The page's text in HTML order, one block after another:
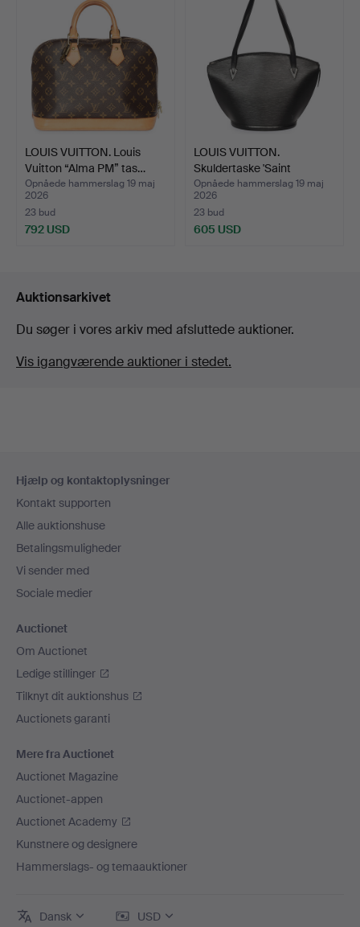
LOUIS VUITTON. Louis
Vuitton “Alma PM” tas…
Opnåede hammerslag 19 maj
2026
23 bud
792 USD
LOUIS VUITTON.
Skuldertaske 'Saint
Jacques…
Opnåede hammerslag 19 maj
2026
23 bud
605 USD
Auktionsarkivet
Du søger i vores arkiv med afsluttede auktioner.
Vis igangværende auktioner i stedet.
Hjælp og kontaktoplysninger
Kontakt supporten
Alle auktionshuse
Betalingsmuligheder
Vi sender med
Sociale medier
Auctionet
Om Auctionet
Ledige stillinger
Tilknyt dit auktionshus
Auctionets garanti
Mere fra Auctionet
Auctionet Magazine
Auctionet-appen
Auctionet Academy
Kunstnere og designere
Hammerslags- og temaauktioner
Dansk USD